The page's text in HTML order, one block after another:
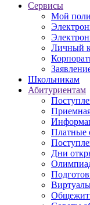
Сервисы
Мой
Личный
Школьникам
Абитуриентам
Платные
Дни